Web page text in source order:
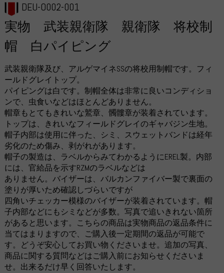
DEU-O002-001
実物 武装親衛隊 親衛隊 将校制
帽 白パイピング
武装親衛隊及び、アルゲマイネSSの将校用制帽です。フィ
ールドグレイトップ。
パイピングは白です。制帽全体は非常に良いコンディショ
ンで、虫食いなどはほとんどありません。
帽章もとてもきれいな鷲章、髑髏章が装着されています。
トップは、きれいなフィールドグレイのギャバジン生地。
帽子内部は使用に伴った、シミ、スウェットバンドは経年
劣化のため傷み、剥がれがあります。
帽子の製造は、ラベルからみてわかるようにEREL製。内部
には、官給品を示すRZMのラベルなどは
ありません。バイザーは、バルカンファイバー製で裏面の
塗りが厚いため確認しづらいですが
四角いチェッカー模様のバイザーが装着されています。帽
子内部などにもシミなどが多数。写真で追いきれない箇所
があると思います。こちらの商品は実物商品の返品条件に
当てはまりますので、ご購入後一定期間の返品が可能で
す。どうぞ安心してお買い物くださいませ。追加の写真、
商品に関する質問などはご購入前にお知らせくださいま
せ。出来るだけ早く回答いたします。